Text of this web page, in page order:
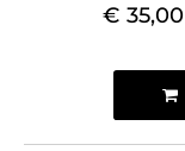
€ 35,00